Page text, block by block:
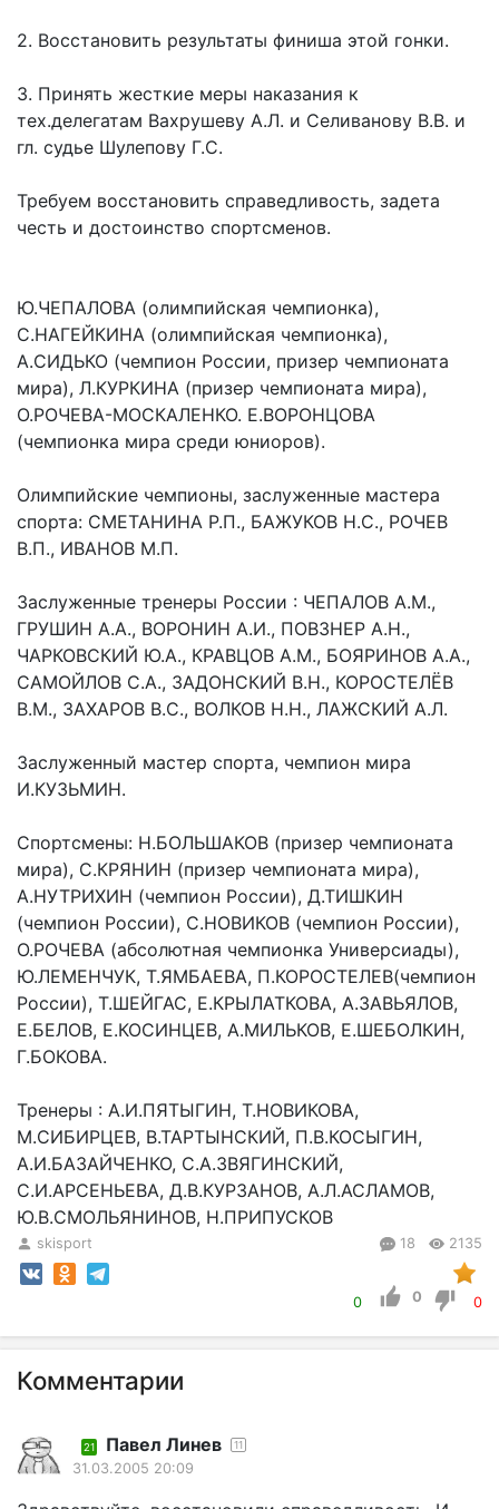
2. Восстановить результаты финиша этой гонки.
3. Принять жесткие меры наказания к
тех.делегатам Вахрушеву А.Л. и Селиванову В.В. и
гл. судье Шулепову Г.С.
Требуем восстановить справедливость, задета
честь и достоинство спортсменов.
Ю.ЧЕПАЛОВА (олимпийская чемпионка),
С.НАГЕЙКИНА (олимпийская чемпионка),
А.СИДЬКО (чемпион России, призер чемпионата
мира), Л.КУРКИНА (призер чемпионата мира),
О.РОЧЕВА-МОСКАЛЕНКО. Е.ВОРОНЦОВА
(чемпионка мира среди юниоров).
Олимпийские чемпионы, заслуженные мастера
спорта: СМЕТАНИНА Р.П., БАЖУКОВ Н.С., РОЧЕВ
В.П., ИВАНОВ М.П.
Заслуженные тренеры России : ЧЕПАЛОВ А.М.,
ГРУШИН А.А., ВОРОНИН А.И., ПОВЗНЕР А.Н.,
ЧАРКОВСКИЙ Ю.А., КРАВЦОВ А.М., БОЯРИНОВ А.А.,
САМОЙЛОВ С.А., ЗАДОНСКИЙ В.Н., КОРОСТЕЛЁВ
В.М., ЗАХАРОВ В.С., ВОЛКОВ Н.Н., ЛАЖСКИЙ А.Л.
Заслуженный мастер спорта, чемпион мира
И.КУЗЬМИН.
Спортсмены: Н.БОЛЬШАКОВ (призер чемпионата
мира), С.КРЯНИН (призер чемпионата мира),
А.НУТРИХИН (чемпион России), Д.ТИШКИН
(чемпион России), С.НОВИКОВ (чемпион России),
О.РОЧЕВА (абсолютная чемпионка Универсиады),
Ю.ЛЕМЕНЧУК, Т.ЯМБАЕВА, П.КОРОСТЕЛЕВ(чемпион
России), Т.ШЕЙГАС, Е.КРЫЛАТКОВА, А.ЗАВЬЯЛОВ,
Е.БЕЛОВ, Е.КОСИНЦЕВ, А.МИЛЬКОВ, Е.ШЕБОЛКИН,
Г.БОКОВА.
Тренеры : А.И.ПЯТЫГИН, Т.НОВИКОВА,
М.СИБИРЦЕВ, В.ТАРТЫНСКИЙ, П.В.КОСЫГИН,
А.И.БАЗАЙЧЕНКО, С.А.ЗВЯГИНСКИЙ,
С.И.АРСЕНЬЕВА, Д.В.КУРЗАНОВ, А.Л.АСЛАМОВ,
Ю.В.СМОЛЬЯНИНОВ, Н.ПРИПУСКОВ
skisport 18 2135
0 0 0
Комментарии
21 Павел Линев 11
31.03.2005 20:09